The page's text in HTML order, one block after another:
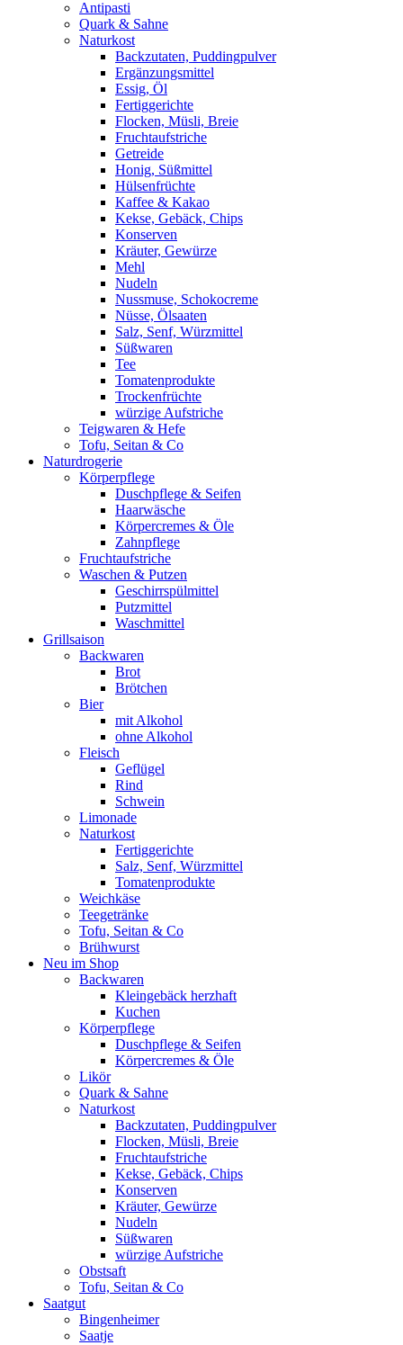
Antipasti
Quark & Sahne
Naturkost
Backzutaten, Puddingpulver
Ergänzungsmittel
Essig, Öl
Fertiggerichte
Flocken, Müsli, Breie
Fruchtaufstriche
Getreide
Honig, Süßmittel
Hülsenfrüchte
Kaffee & Kakao
Kekse, Gebäck, Chips
Konserven
Kräuter, Gewürze
Mehl
Nudeln
Nussmuse, Schokocreme
Nüsse, Ölsaaten
Salz, Senf, Würzmittel
Süßwaren
Tee
Tomatenprodukte
Trockenfrüchte
würzige Aufstriche
Teigwaren & Hefe
Tofu, Seitan & Co
Naturdrogerie
Körperpflege
Duschpflege & Seifen
Haarwäsche
Körpercremes & Öle
Zahnpflege
Fruchtaufstriche
Waschen & Putzen
Geschirrspülmittel
Putzmittel
Waschmittel
Grillsaison
Backwaren
Brot
Brötchen
Bier
mit Alkohol
ohne Alkohol
Fleisch
Geflügel
Rind
Schwein
Limonade
Naturkost
Fertiggerichte
Salz, Senf, Würzmittel
Tomatenprodukte
Weichkäse
Teegetränke
Tofu, Seitan & Co
Brühwurst
Neu im Shop
Backwaren
Kleingebäck herzhaft
Kuchen
Körperpflege
Duschpflege & Seifen
Körpercremes & Öle
Likör
Quark & Sahne
Naturkost
Backzutaten, Puddingpulver
Flocken, Müsli, Breie
Fruchtaufstriche
Kekse, Gebäck, Chips
Konserven
Kräuter, Gewürze
Nudeln
Süßwaren
würzige Aufstriche
Obstsaft
Tofu, Seitan & Co
Saatgut
Bingenheimer
Saatje